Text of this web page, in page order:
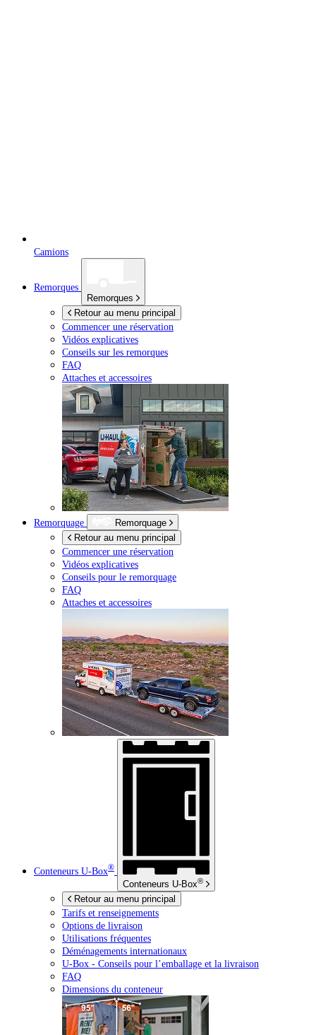
Camions
Remorques
Remorques
Retour au menu principal
Commencer une réservation
Vidéos explicatives
Conseils sur les remorques
FAQ
Attaches et accessoires
Remorquage
Remorquage
Retour au menu principal
Commencer une réservation
Vidéos explicatives
Conseils pour le remorquage
FAQ
Attaches et accessoires
Conteneurs U-Box®
Conteneurs U-Box®
Retour au menu principal
Tarifs et renseignements
Options de livraison
Utilisations fréquentes
Déménagements internationaux
U-Box - Conseils pour l’emballage et la livraison
FAQ
Dimensions du conteneur